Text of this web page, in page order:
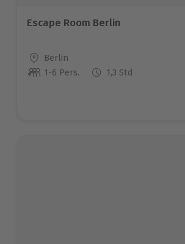
Escape Room Berlin
Standort
Berlin
Anzahl der Teilnehmer
1-6 Pers. 1,3 Std